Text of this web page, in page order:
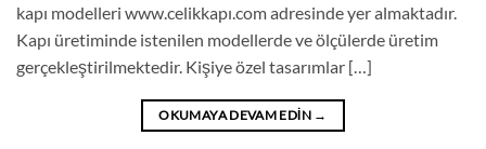
kapı modelleri www.celikkapı.com adresinde yer almaktadır.
Kapı üretiminde istenilen modellerde ve ölçülerde üretim
gerçekleştirilmektedir. Kişiye özel tasarımlar […]
OKUMAYA DEVAM EDIN →